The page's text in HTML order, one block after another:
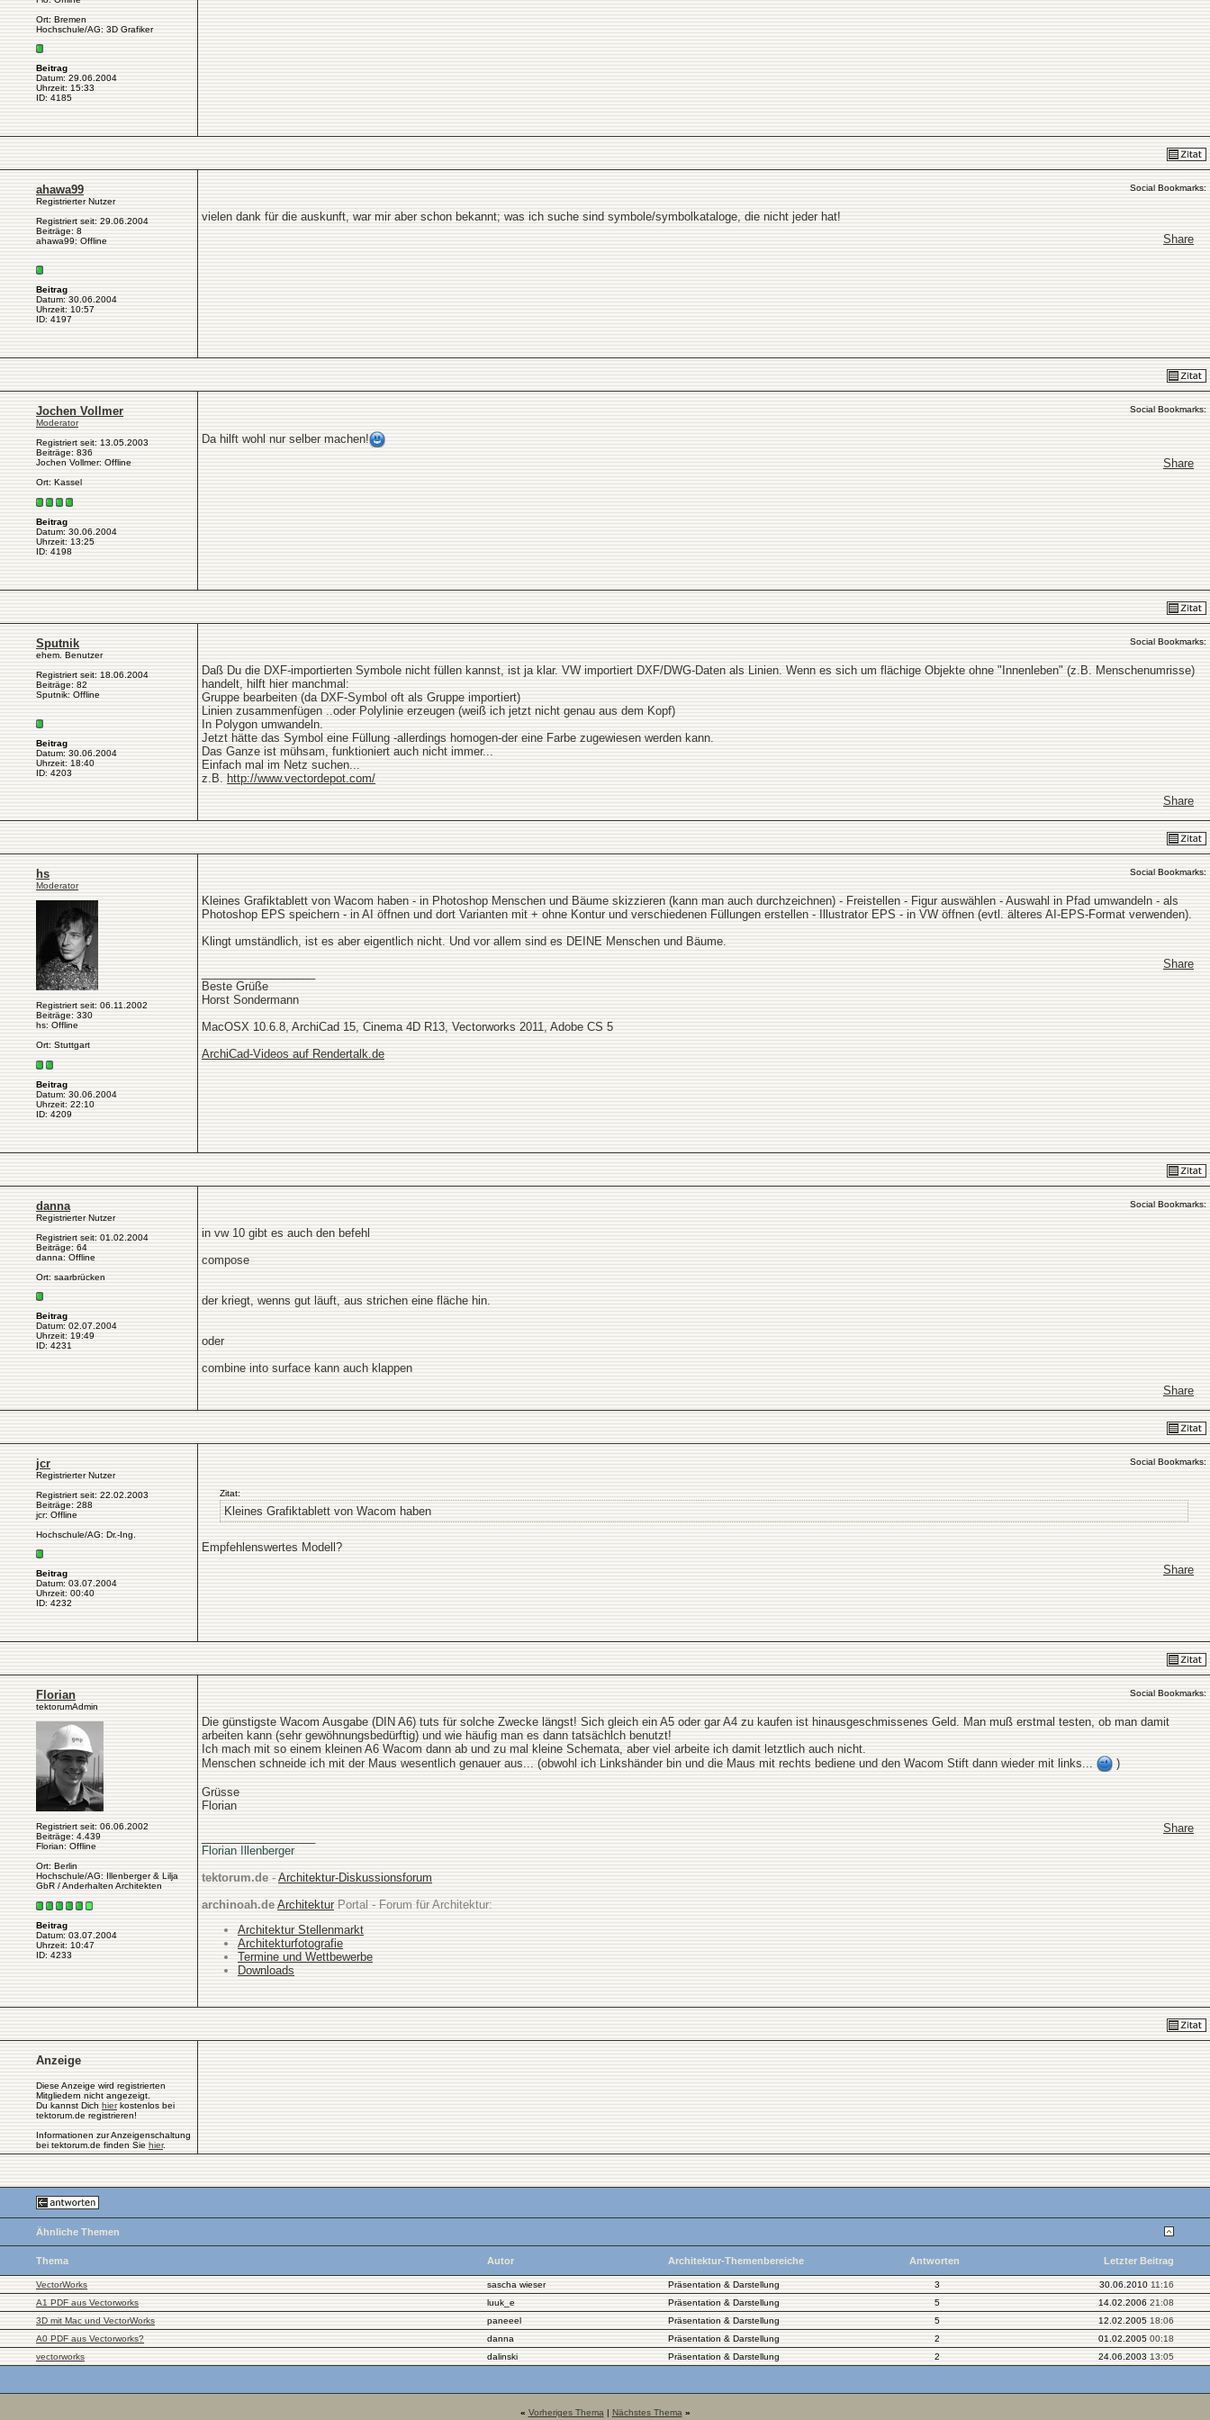
Ort: Bremen
Hochschule/AG: 3D Grafiker
Beitrag
Datum: 29.06.2004
Uhrzeit: 15:33
ID: 4185
ahawa99
Registrierter Nutzer
Registriert seit: 29.06.2004
Beiträge: 8
ahawa99: Offline
Beitrag
Datum: 30.06.2004
Uhrzeit: 10:57
ID: 4197
Social Bookmarks:
vielen dank für die auskunft, war mir aber schon bekannt; was ich suche sind symbole/symbolkataloge, die nicht jeder hat!
Share
Jochen Vollmer
Moderator
Registriert seit: 13.05.2003
Beiträge: 836
Jochen Vollmer: Offline
Ort: Kassel
Beitrag
Datum: 30.06.2004
Uhrzeit: 13:25
ID: 4198
Social Bookmarks:
Da hilft wohl nur selber machen!
Share
Sputnik
ehem. Benutzer
Registriert seit: 18.06.2004
Beiträge: 82
Sputnik: Offline
Beitrag
Datum: 30.06.2004
Uhrzeit: 18:40
ID: 4203
Social Bookmarks:
Daß Du die DXF-importierten Symbole nicht füllen kannst, ist ja klar. VW importiert DXF/DWG-Daten als Linien. Wenn es sich um flächige Objekte ohne "Innenleben" (z.B. Menschenumrisse)
handelt, hilft hier manchmal:
Gruppe bearbeiten (da DXF-Symbol oft als Gruppe importiert)
Linien zusammenfügen ..oder Polylinie erzeugen (weiß ich jetzt nicht genau aus dem Kopf)
In Polygon umwandeln.
Jetzt hätte das Symbol eine Füllung -allerdings homogen-der eine Farbe zugewiesen werden kann.
Das Ganze ist mühsam, funktioniert auch nicht immer...
Einfach mal im Netz suchen...
z.B. http://www.vectordepot.com/
Share
hs
Moderator
Registriert seit: 06.11.2002
Beiträge: 330
hs: Offline
Ort: Stuttgart
Beitrag
Datum: 30.06.2004
Uhrzeit: 22:10
ID: 4209
Social Bookmarks:
Kleines Grafiktablett von Wacom haben - in Photoshop Menschen und Bäume skizzieren (kann man auch durchzeichnen) - Freistellen - Figur auswählen - Auswahl in Pfad umwandeln - als
Photoshop EPS speichern - in AI öffnen und dort Varianten mit + ohne Kontur und verschiedenen Füllungen erstellen - Illustrator EPS - in VW öffnen (evtl. älteres AI-EPS-Format verwenden).
Klingt umständlich, ist es aber eigentlich nicht. Und vor allem sind es DEINE Menschen und Bäume.
Share
Beste Grüße
Horst Sondermann
MacOSX 10.6.8, ArchiCad 15, Cinema 4D R13, Vectorworks 2011, Adobe CS 5
ArchiCad-Videos auf Rendertalk.de
danna
Registrierter Nutzer
Registriert seit: 01.02.2004
Beiträge: 64
danna: Offline
Ort: saarbrücken
Beitrag
Datum: 02.07.2004
Uhrzeit: 19:49
ID: 4231
Social Bookmarks:
in vw 10 gibt es auch den befehl
compose
der kriegt, wenns gut läuft, aus strichen eine fläche hin.
oder
combine into surface kann auch klappen
Share
jcr
Registrierter Nutzer
Registriert seit: 22.02.2003
Beiträge: 288
jcr: Offline
Hochschule/AG: Dr.-Ing.
Beitrag
Datum: 03.07.2004
Uhrzeit: 00:40
ID: 4232
Social Bookmarks:
Zitat:
Kleines Grafiktablett von Wacom haben
Empfehlenswertes Modell?
Share
Florian
tektorumAdmin
Registriert seit: 06.06.2002
Beiträge: 4.439
Florian: Offline
Ort: Berlin
Hochschule/AG: Illenberger & Lilja
GbR / Anderhalten Architekten
Beitrag
Datum: 03.07.2004
Uhrzeit: 10:47
ID: 4233
Social Bookmarks:
Die günstigste Wacom Ausgabe (DIN A6) tuts für solche Zwecke längst! Sich gleich ein A5 oder gar A4 zu kaufen ist hinausgeschmissenes Geld. Man muß erstmal testen, ob man damit
arbeiten kann (sehr gewöhnungsbedürftig) und wie häufig man es dann tatsächlch benutzt!
Ich mach mit so einem kleinen A6 Wacom dann ab und zu mal kleine Schemata, aber viel arbeite ich damit letztlich auch nicht.
Menschen schneide ich mit der Maus wesentlich genauer aus... (obwohl ich Linkshänder bin und die Maus mit rechts bediene und den Wacom Stift dann wieder mit links...
)
Grüsse
Florian
Share
Florian Illenberger
tektorum.de - Architektur-Diskussionsforum
archinoah.de Architektur Portal - Forum für Architektur:
Architektur Stellenmarkt
Architekturfotografie
Termine und Wettbewerbe
Downloads
Anzeige
Diese Anzeige wird registrierten
Mitgliedern nicht angezeigt.
Du kannst Dich hierkostenlos bei
tektorum.de registrieren!
Informationen zur Anzeigenschaltung
bei tektorum.de finden Sie hier.
Ähnliche Themen
Thema Autor Architektur-Themenbereiche Antworten Letzter Beitrag
VectorWorks sascha wieser Präsentation & Darstellung 3 30.06.2010 11:16
A1 PDF aus Vectorworks
luuk_e Präsentation & Darstellung 5 14.02.2006 21:08
3D mit Mac und VectorWorks
paneeel Präsentation & Darstellung 5 12.02.2005 18:06
A0 PDF aus Vectorworks?
danna Präsentation & Darstellung 2 01.02.2005 00:18
vectorworks
dalinski Präsentation & Darstellung 2 24.06.2003 13:05
« Vorheriges Thema | Nächstes Thema »